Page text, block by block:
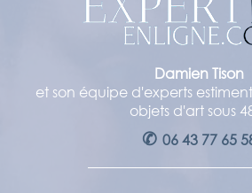
Damien Tison
et son équipe d'experts
objets d'art sous
✆ 06 43 77 65